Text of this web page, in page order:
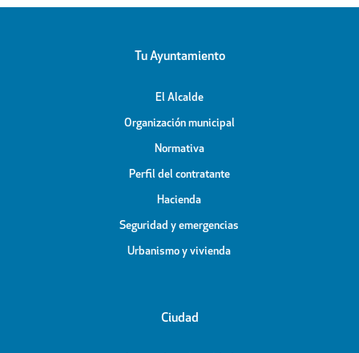
Tu Ayuntamiento
El Alcalde
Organización municipal
Normativa
Perfil del contratante
Hacienda
Seguridad y emergencias
Urbanismo y vivienda
Ciudad